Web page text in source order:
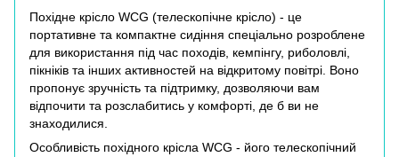
Похідне крісло WCG (телескопічне крісло) - це
портативне та компактне сидіння спеціально розроблене
для використання під час походів, кемпінгу, риболовлі,
пікніків та інших активностей на відкритому повітрі. Воно
пропонує зручність та підтримку, дозволяючи вам
відпочити та розслабитись у комфорті, де б ви не
знаходилися.
Особливість похідного крісла WCG - його телескопічний